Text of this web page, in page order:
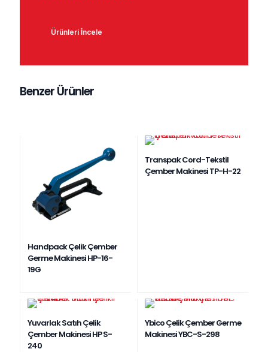
Ürünleri İncele
Benzer Ürünler
Handpack Çelik Çember
Germe Makinesi HP-16-
19G
Transpak Cord-Tekstil
Çember Makinesi TP-H-22
Yuvarlak Satıh Çelik
Çember Makinesi HP S-
240
Ybico Çelik Çember Germe
Makinesi YBC-S-298